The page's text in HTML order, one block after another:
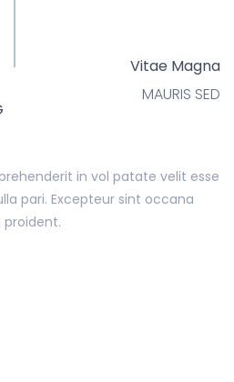
Vitae Magna
MAURIS SED
in vol patate velit esse
pari. Excepteur sint occana